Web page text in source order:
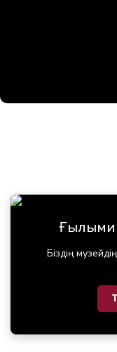
Ғылыми
Біздің